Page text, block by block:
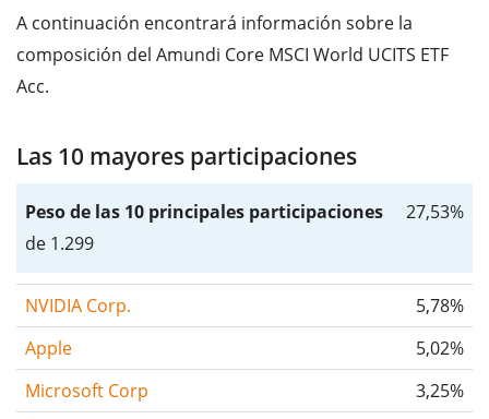
A continuación encontrará información sobre la
composición del Amundi Core MSCI World UCITS ETF
Acc.
Las 10 mayores participaciones
Peso de las 10 principales participaciones
de 1.299
27,53%
NVIDIA Corp.
5,78%
Apple
5,02%
Microsoft Corp
3,25%